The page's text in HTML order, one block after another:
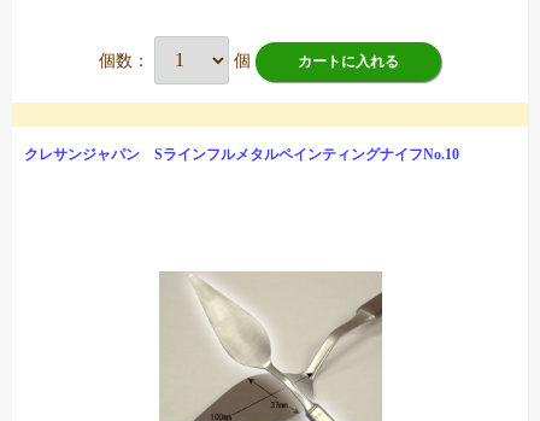
個数： 個 カートに入れる
クレサンジャパン SラインフルメタルペインティングナイフNo.10